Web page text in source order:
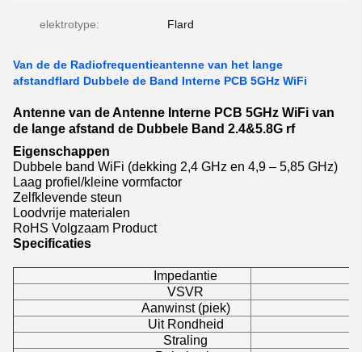
elektrotype: Flard
Van de de Radiofrequentieantenne van het lange
afstandflard Dubbele de Band Interne PCB 5GHz WiFi
Antenne van de Antenne Interne PCB 5GHz WiFi van
de lange afstand de Dubbele Band 2.4&5.8G rf
Eigenschappen
Dubbele band WiFi (dekking 2,4 GHz en 4,9 – 5,85 GHz)
Laag profiel/kleine vormfactor
Zelfklevende steun
Loodvrije materialen
RoHS Volgzaam Product
Specificaties
Impedantie
VSVR
Aanwinst (piek)
Uit Rondheid
Straling